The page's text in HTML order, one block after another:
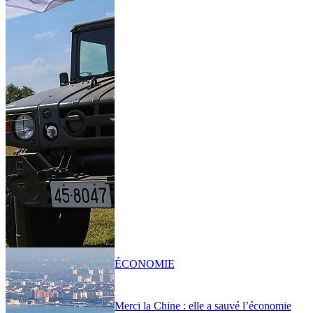
Merci la Chine : elle a sauvé l’économie
ÉCONOMIE